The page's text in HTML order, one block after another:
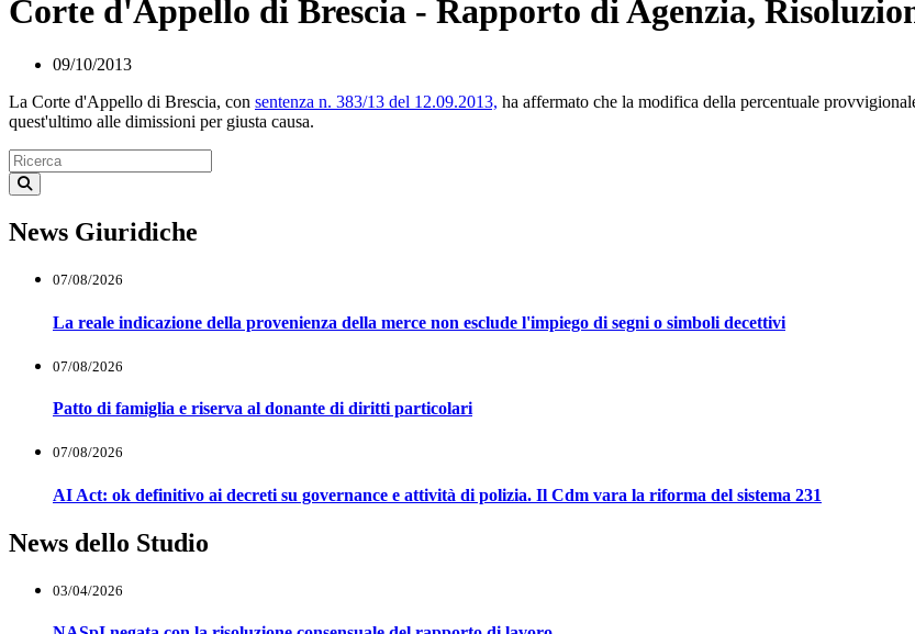
Corte d'Appello di Brescia - Rapporto di Agenzia,
09/10/2013
La Corte d'Appello di Brescia, con sentenza n. 383/13 del 12.09.2013, ha affermato che la modifica della percentuale
quest'ultimo alle dimissioni per giusta causa.
News Giuridiche
07/08/2026
La reale indicazione della provenienza della merce non esclude l'impiego di segni o simboli decettivi
07/08/2026
Patto di famiglia e riserva al donante di diritti particolari
07/08/2026
AI Act: ok definitivo ai decreti su governance e attività di polizia. Il Cdm vara la riforma del sistema 231
News dello Studio
03/04/2026